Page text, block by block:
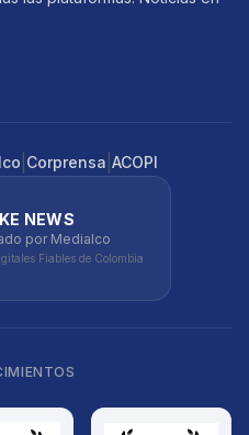
Corprensa ACOPI
NEWS
por Medialco
Fiables de Colombia